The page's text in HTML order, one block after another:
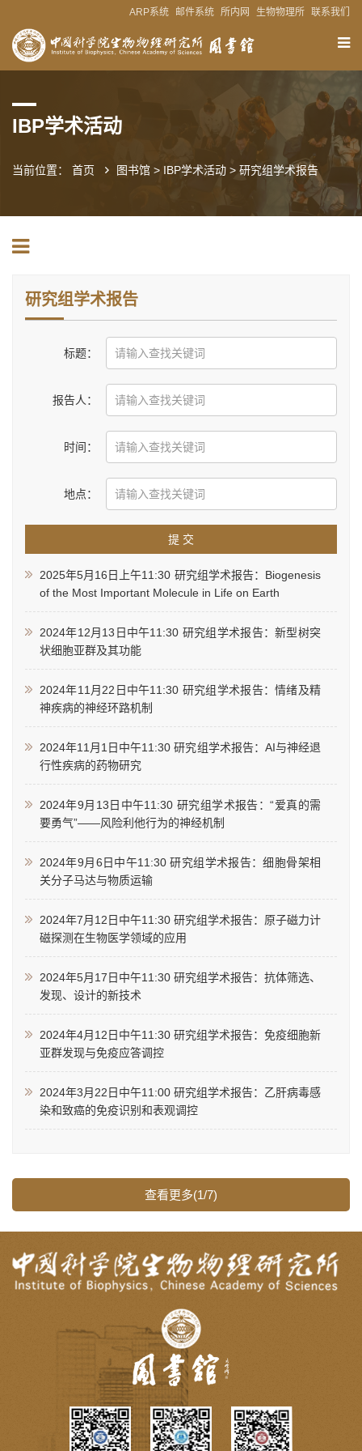
ARP系统 邮件系统 所内网 生物物理所 联系我们
IBP学术活动
当前位置： 首页 图书馆 > IBP学术活动 > 研究组学术报告
研究组学术报告
标题：
报告人：
时间：
地点：
提 交
2025年5月16日上午11:30 研究组学术报告：Biogenesis
of the Most Important Molecule in Life on Earth
2024年12月13日中午11:30 研究组学术报告：新型树突
状细胞亚群及其功能
2024年11月22日中午11:30 研究组学术报告：情绪及精
神疾病的神经环路机制
2024年11月1日中午11:30 研究组学术报告：AI与神经退
行性疾病的药物研究
2024年9月13日中午11:30 研究组学术报告：“爱真的需
要勇气”——风险利他行为的神经机制
2024年9月6日中午11:30 研究组学术报告：细胞骨架相
关分子马达与物质运输
2024年7月12日中午11:30 研究组学术报告：原子磁力计
磁探测在生物医学领域的应用
2024年5月17日中午11:30 研究组学术报告：抗体筛选、
发现、设计的新技术
2024年4月12日中午11:30 研究组学术报告：免疫细胞新
亚群发现与免疫应答调控
2024年3月22日中午11:00 研究组学术报告：乙肝病毒感
染和致癌的免疫识别和表观调控
查看更多(1/7)